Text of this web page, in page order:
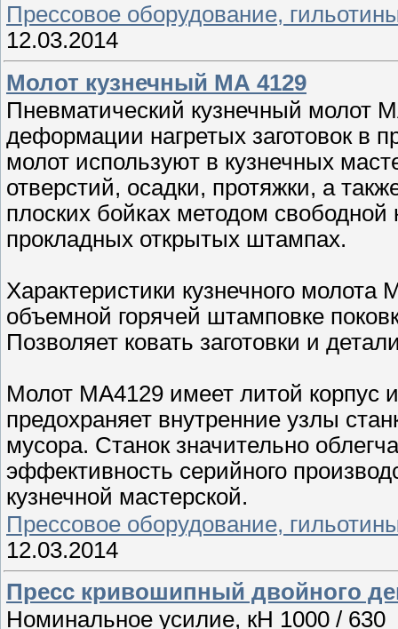
Прессовое оборудование,
12.03.2014
Молот кузнечный МА 4129
Пневматический кузнечный молот
деформации нагретых заготовок в
молот используют в кузнечных
отверстий, осадки, протяжки, а
плоских бойках методом
прокладных открытых штампах.
Характеристики кузнечного
объемной горячей штамповке
Позволяет ковать заготовки и
Молот МА4129 имеет литой корпус
предохраняет внутренние узлы
мусора. Станок значительно
эффективность серийного
кузнечной мастерской.
Прессовое оборудование,
12.03.2014
Пресс кривошипный двойного
Номинальное усилие, кН 1000 / 630